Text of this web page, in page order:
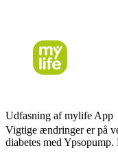
Udfasning af mylife App
Vigtige ændringer er på
diabetes med